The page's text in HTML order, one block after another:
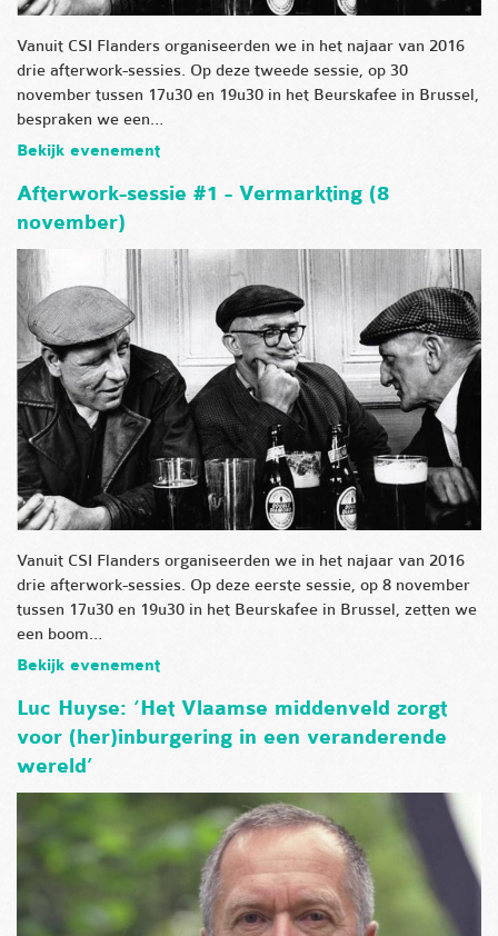
Vanuit CSI Flanders organiseerden we in het najaar van 2016
drie afterwork-sessies. Op deze tweede sessie, op 30
november tussen 17u30 en 19u30 in het Beurskafee in Brussel,
bespraken we een…
Bekijk evenement
Afterwork-sessie #1 - Vermarkting (8
november)
Vanuit CSI Flanders organiseerden we in het najaar van 2016
drie afterwork-sessies. Op deze eerste sessie, op 8 november
tussen 17u30 en 19u30 in het Beurskafee in Brussel, zetten we
een boom…
Bekijk evenement
Luc Huyse: ‘Het Vlaamse middenveld zorgt
voor (her)inburgering in een veranderende
wereld’